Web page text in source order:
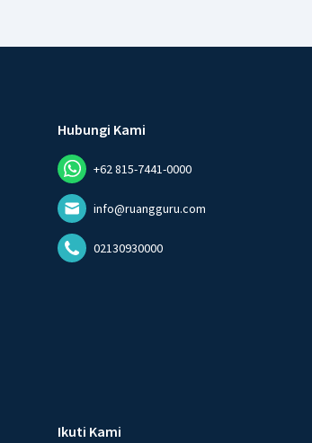
Hubungi Kami
+62 815-7441-0000
info@ruangguru.com
02130930000
Ikuti Kami